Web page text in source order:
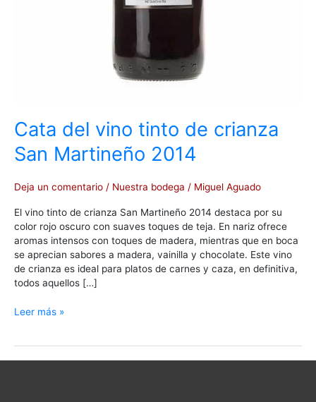
Cata del vino tinto de crianza
San Martineño 2014
Deja un comentario / Nuestra bodega / Miguel Aguado
El vino tinto de crianza San Martineño 2014 destaca por su
color rojo oscuro con suaves toques de teja. En nariz ofrece
aromas intensos con toques de madera, mientras que en boca
se aprecian sabores a madera, vainilla y chocolate. Este vino
de crianza es ideal para platos de carnes y caza, en definitiva,
todos aquellos […]
Leer más »